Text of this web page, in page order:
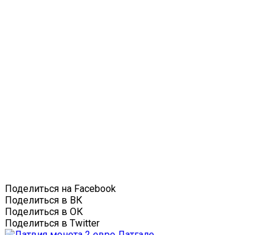
Поделиться на Facebook
Поделиться в ВК
Поделиться в ОК
Поделиться в Twitter